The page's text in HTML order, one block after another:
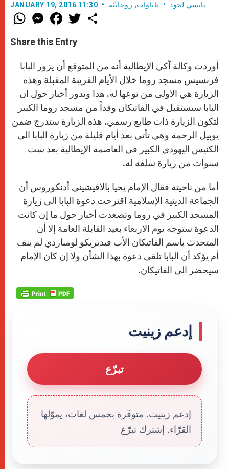
JANUARY 19, 2016 11:30 نانسي لحود باباوات, روحانيّة
W
h
t
s
p
p
M
e
s
e
g
e
r
F
a
e
b
o
k
T
w
r
Share this Entry
أوردت وكالة آكي الإيطالية أنه من المتوقع أن يزور البابا
فرنسيس مسجد روما خلال الأيام القريبة المقبلة وهذه
الزيارة هي الاولى من نوعها له. هذا وتدور أخبار حول ان
البابا سيستقبل في الفاتيكان وفداً من مسجد روما الكبير
لتكون الزيارة ذات طابع رسمي. هذه الزيارة ستدرج ضمن
يوبيل الرحمة وهي تأتي بعد أيام قليلة من زيارة البابا الى
الكنيس اليهودي الكبير في العاصمة الإيطالية بعد ست
سنوات من زيارة سلفه له.
أما من ناحيته فقال الإمام يحيا بالافيشيني أدنكوروس أن
الجماعة الدينية الإسلامية اقترحت دعوة البابا الى زيارة
المسجد الكبير في روما وتصعدت أخبار حول ما إن كانت
الدعوة ستوجه يوم الاربعاء بعيد القابلة العامة إلا أن
المتحدث باسم الفاتيكان الأب فيديريكو لومباردي لم ينف
أم يؤكد أن البابا تلقى دعوة بهذا الشأن ولا إن كان الإمام
سيحضر الى الفاتيكان.
إدعم زينيت
تبرّع
إدعم زينيت. متوفّرة بخمس لغات، يموّلها
القرّاء. إشترك تبرّع